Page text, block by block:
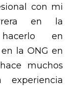
con mi
en la
en
la ONG en
muchos